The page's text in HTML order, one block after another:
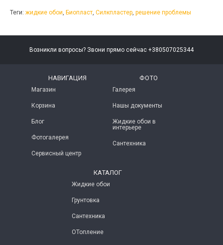
Теги: жидкие обои, Биопласт, Силкпластер, решение проблемы
Возникли вопросы? Звони прямо сейчас +380507025344
НАВИГАЦИЯ
Магазин
Корзина
Блог
Фотогалерея
Сервисный центр
ФОТО
Галерея
Нашы документы
Жидкие обои в
интерьере
Сантехника
КАТАЛОГ
Жидкие обои
Грунтовка
Сантехника
ОТопление